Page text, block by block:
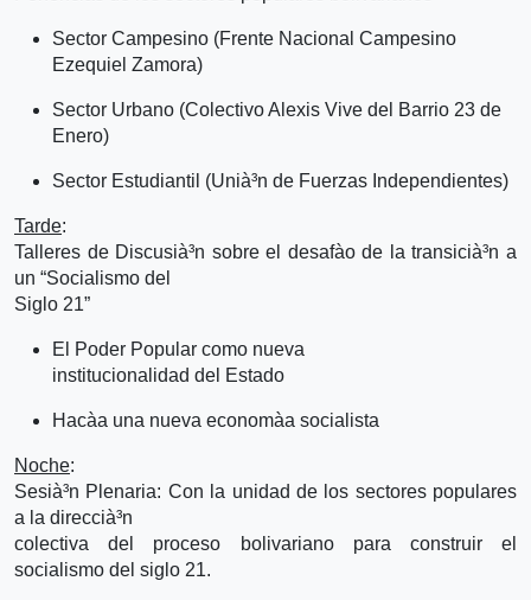
Sector Campesino (Frente Nacional Campesino
Ezequiel Zamora)
Sector Urbano (Colectivo Alexis Vive del Barrio 23 de
Enero)
Sector Estudiantil (Unià³n de Fuerzas Independientes)
Tarde:
Talleres de Discusià³n sobre el desafà­o de la transicià³n a
un “Socialismo del
Siglo 21”
El Poder Popular como nueva
institucionalidad del Estado
Hacà­a una nueva economà­a socialista
Noche:
Sesià³n Plenaria: Con la unidad de los sectores populares
a la direccià³n
colectiva del proceso bolivariano para construir el
socialismo del siglo 21.